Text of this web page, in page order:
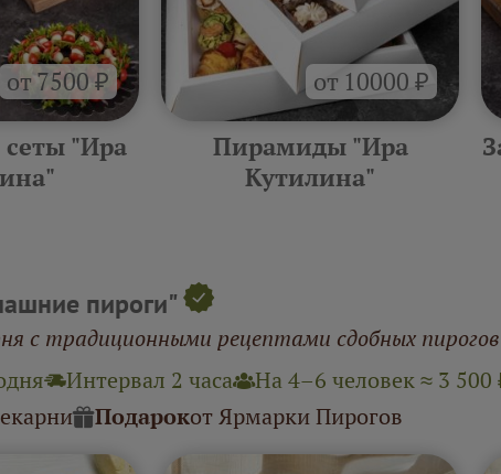
от 7500 ₽
"Ира
от 10000 ₽
Пирамиды "Ира
Кутилина"
пироги"
с традиционными рецептами сдобных пирогов
Интервал 2 часа
На 4–6 человек ≈ 3 500
Подарокот Ярмарки Пирогов